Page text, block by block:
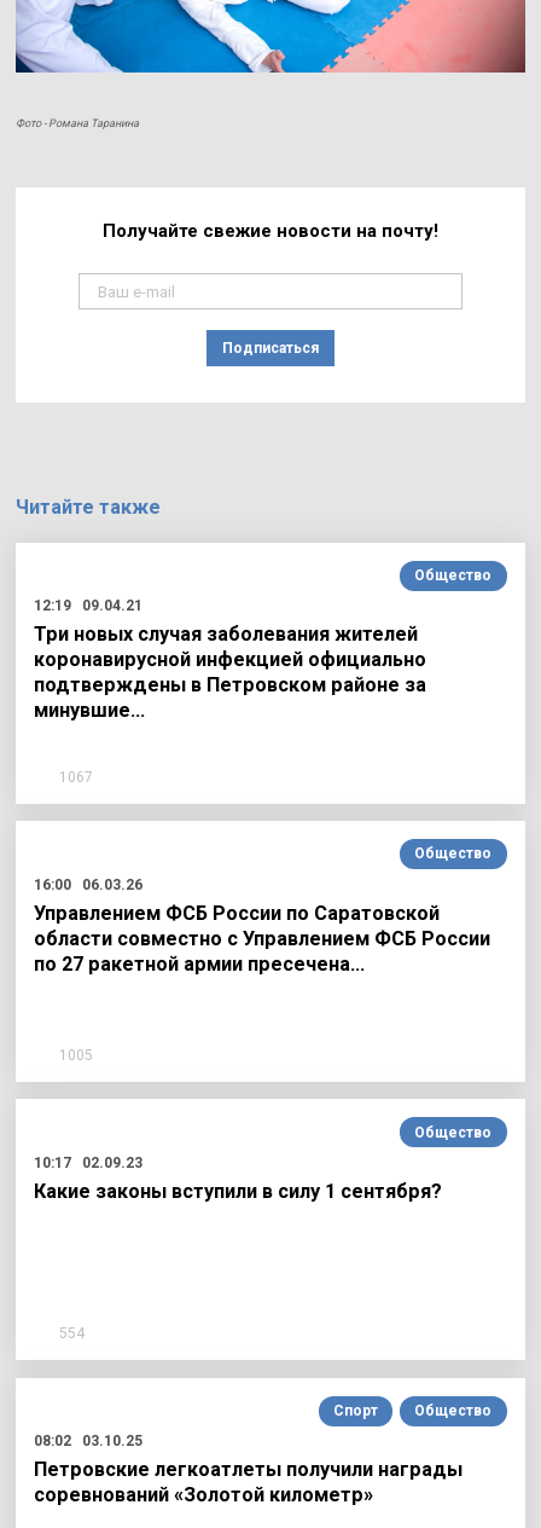
Фото - Романа Таранина
Получайте свежие новости на почту!
Подписаться
Читайте также
Общество
12:19
09.04.21
Три новых случая заболевания жителей
коронавирусной инфекцией официально
подтверждены в Петровском районе за
минувшие…
1067
Общество
16:00
06.03.26
Управлением ФСБ России по Саратовской
области совместно с Управлением ФСБ России
по 27 ракетной армии пресечена…
1005
Общество
10:17
02.09.23
Какие законы вступили в силу 1 сентября?
554
Спорт
Общество
08:02
03.10.25
Петровские легкоатлеты получили награды
соревнований «Золотой километр»